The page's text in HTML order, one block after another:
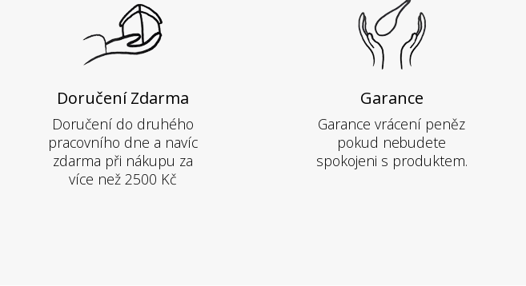
Doručení Zdarma
Doručení do druhého
pracovního dne a navíc
zdarma při nákupu za
více než 2500 Kč
Garance
Garance vrácení peněz
pokud nebudete
spokojeni s produktem.